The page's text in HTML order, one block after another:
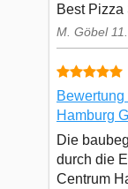
Best Pizza
M. Göbel
Hamburg
Die
durch die
Centrum